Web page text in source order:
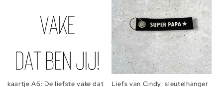
kaartje A6: De liefste vake dat
Liefs van Cindy: sleutelhanger